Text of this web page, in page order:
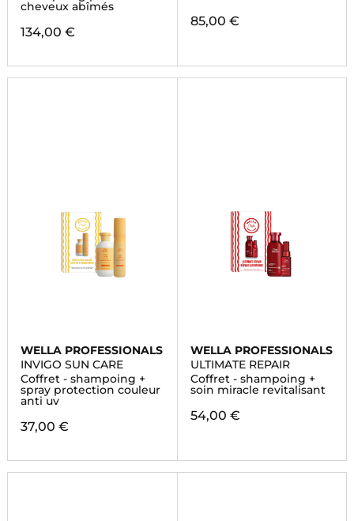
cheveux abîmés
134,00 €
85,00 €
WELLA PROFESSIONALS
INVIGO SUN CARE
Coffret - shampoing +
spray protection couleur
anti uv
37,00 €
WELLA PROFESSIONALS
ULTIMATE REPAIR
Coffret - shampoing +
soin miracle revitalisant
54,00 €